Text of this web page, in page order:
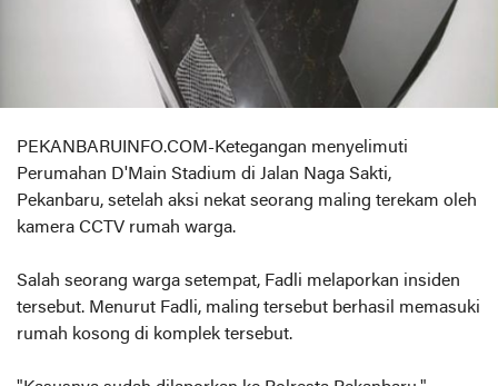
PEKANBARUINFO.COM-Ketegangan menyelimuti
Perumahan D'Main Stadium di Jalan Naga Sakti,
Pekanbaru, setelah aksi nekat seorang maling terekam oleh
kamera CCTV rumah warga.
Salah seorang warga setempat, Fadli melaporkan insiden
tersebut. Menurut Fadli, maling tersebut berhasil memasuki
rumah kosong di komplek tersebut.